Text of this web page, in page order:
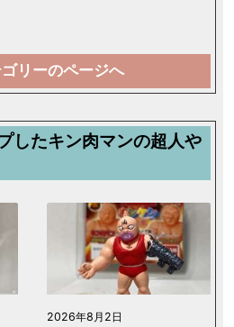
リーのページへ
したキン肉マンの超人や
2026年8月2日